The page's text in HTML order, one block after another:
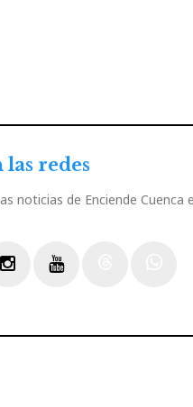
las redes
noticias de Enciende Cuenca